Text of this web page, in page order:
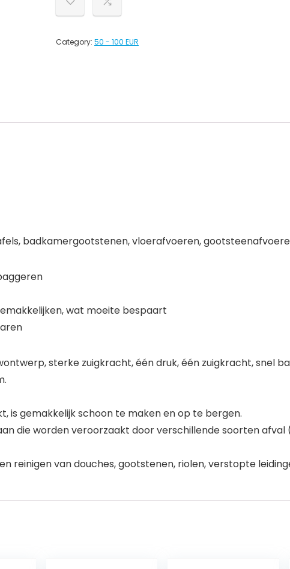
Category: 50 - 100 EUR
badkamergootstenen, vloerafvoeren,
wat moeite bespaart
sterke zuigkracht, één druk, één zuigkracht, snel
is gemakkelijk schoon te maken en op te bergen.
die worden veroorzaakt door verschillende soorten afval
reinigen van douches, gootstenen, riolen, verstopte